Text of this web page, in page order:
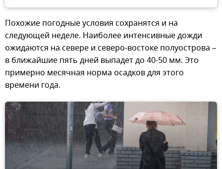
Похожие погодные условия сохранятся и на
следующей неделе. Наиболее интенсивные дожди
ожидаются на севере и северо-востоке полуострова –
в ближайшие пять дней выпадет до 40-50 мм. Это
примерно месячная норма осадков для этого
времени года.